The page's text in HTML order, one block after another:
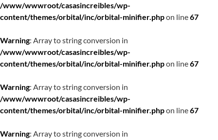
/www/wwwroot/casasincreibles/wp-
content/themes/orbital/inc/orbital-minifier.phpon line67
Warning: Array to string conversion in
/www/wwwroot/casasincreibles/wp-
content/themes/orbital/inc/orbital-minifier.phpon line67
Warning: Array to string conversion in
/www/wwwroot/casasincreibles/wp-
content/themes/orbital/inc/orbital-minifier.phpon line67
Warning: Array to string conversion in